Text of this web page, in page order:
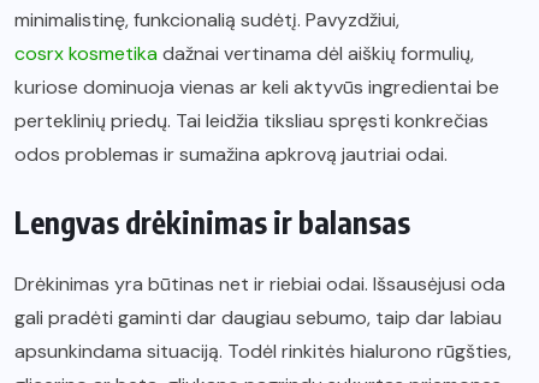
minimalistinę, funkcionalią sudėtį. Pavyzdžiui,
cosrx kosmetikadažnai vertinama dėl aiškių formulių,
kuriose dominuoja vienas ar keli aktyvūs ingredientai be
perteklinių priedų. Tai leidžia tiksliau spręsti konkrečias
odos problemas ir sumažina apkrovą jautriai odai.
Lengvas drėkinimas ir balansas
Drėkinimas yra būtinas net ir riebiai odai. Išsausėjusi oda
gali pradėti gaminti dar daugiau sebumo, taip dar labiau
apsunkindama situaciją. Todėl rinkitės hialurono rūgšties,